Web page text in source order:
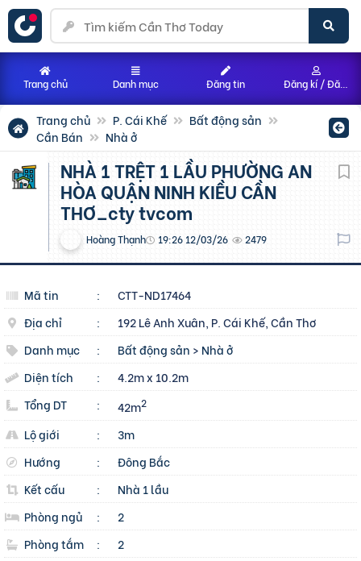
Trang chủ P. Cái Khế
Bất động sản
Cần Bán
Nhà ở
NHÀ 1 TRỆT 1 LẦU PHƯỜNG AN
HÒA QUẬN NINH KIỀU CẦN
THƠ_cty tvcom
Hoàng Thạnh 19:26 12/03/26 2479
Mã tin :
CTT-ND17464
Địa chỉ
:
192 Lê Anh Xuân, P. Cái Khế, Cần Thơ
Danh mục
: Bất động sản > Nhà ở
Diện tích
:
4.2m x 10.2m
Tổng DT
: 42m2
Lộ giới :
3m
Hướng
:
Đông Bắc
Kết cấu
:
Nhà 1 lầu
Phòng ngủ
:
2
Phòng tắm
:
2
Trang chủ Danh mục Đăng tin